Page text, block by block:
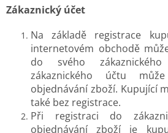
Zákaznický účet
Na základě registrace
internetovém obchodě
do svého
zákaznického účtu
objednávání zboží. Kupující
také bez registrace.
Při registraci do
objednávání zboží je